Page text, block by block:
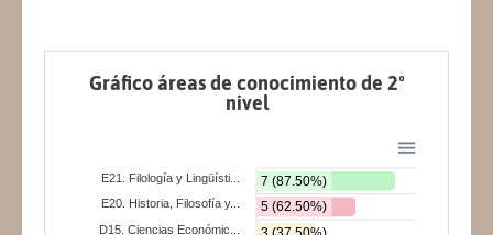
Gráfico áreas de conocimiento de 2º
nivel
7 (87.50%)
5 (62.50%)
E21. Filología y Lingüísti...
E20. Historia, Filosofía y...
D15. Ciencias Económic...